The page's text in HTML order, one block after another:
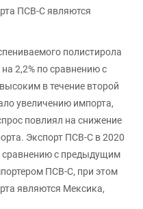
ПСВ-С являются
полистирола
2,2% по сравнению с
в течение второй
увеличению импорта,
повлиял на снижение
Экспорт ПСВ-С в 2020
сравнению с предыдущим
ПСВ-С, при этом
являются Мексика,